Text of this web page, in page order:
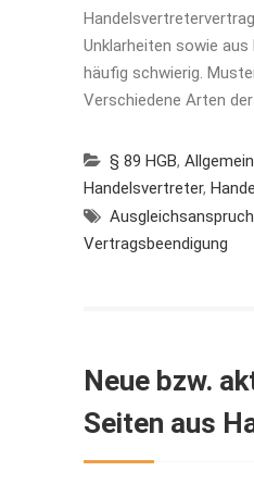
Unklarheiten sowie
häufig schwierig.
Verschiedene Arten
§ 89 HGB, Allgemein
Handelsvertreter,
Ausgleichsanspruch
Vertragsbeendigung
Neue bzw.
Seiten aus